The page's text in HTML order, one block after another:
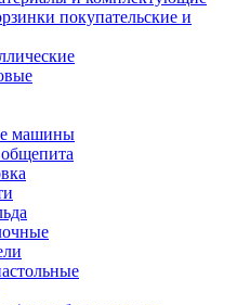
покупательские и
машины